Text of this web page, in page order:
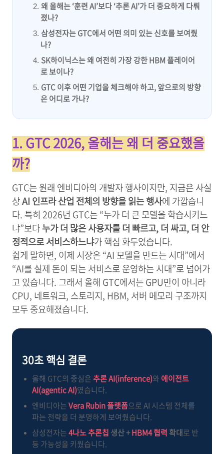
왜 올해는 ‘훈련 AI’보다 ‘추론 AI’가 더 중요하게 다뤄
졌나?
삼성전자는 GTC에서 어떤 의미 있는 신호를 보여줬
나?
SK하이닉스는 왜 여전히 가장 강한 HBM 플레이어
로 보이나?
GTC 이후 어떤 기업을 체크해야 하고, 앞으로의 방향
은 어디로 가나?
1. GTC 2026, 올해는 왜 더 중요했을
까?
GTC는 원래 엔비디아의 개발자 행사이지만, 지금은 사실
상AI 인프라 산업 전체의 방향을 읽는 행사에 가깝습니
다. 특히 2026년 GTC는 “누가 더 큰 모델을 학습시키느
냐”보다누가 더 많은 사용자를 더 빠르고, 더 싸고, 더 안
정적으로 서비스하느냐가 핵심 화두였습니다.
쉽게 말하면, 이제 시장은 “AI 모델을 만드는 시대”에서
“AI를 실제 돈이 되는 서비스로 운영하는 시대”로 넘어가
고 있습니다. 그래서 올해 GTC에서는 GPU만이 아니라
CPU, 네트워크, 스토리지, HBM, 서버 메모리 구조까지
모두 중요해졌습니다.
30초 핵심 결론
올해 GTC의 중심은추론 AI(inference)와 에이전트
AI(agentic AI)였습니다.
엔비디아는Vera Rubin 플랫폼으로 AI 시스템 전체를
파는 전략을 더 분명하게 보여줬습니다.
삼성전자는4나노 추론칩 생산 +HBM4 협력 확대로 반
등 가능성을 키웠습니다.